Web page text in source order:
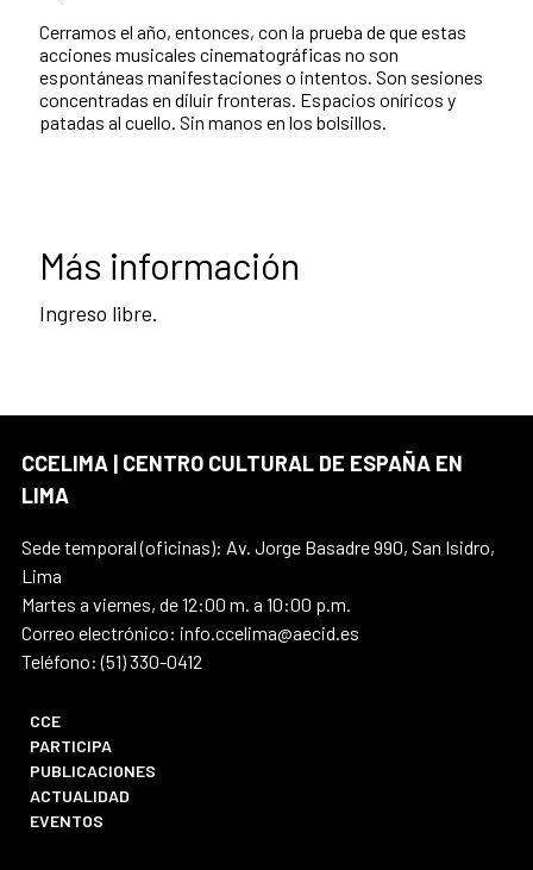
Cerramos el año, entonces, con la prueba de que estas
acciones musicales cinematográficas no son
espontáneas manifestaciones o intentos. Son sesiones
concentradas en diluir fronteras. Espacios oníricos y
patadas al cuello. Sin manos en los bolsillos.
Más información
Ingreso libre.
CCELIMA | CENTRO CULTURAL DE ESPAÑA EN
LIMA
Sede temporal (oficinas): Av. Jorge Basadre 990, San Isidro,
Lima
Martes a viernes, de 12:00 m. a 10:00 p.m.
Correo electrónico: info.ccelima@aecid.es
Teléfono: (51) 330-0412
CCE
PARTICIPA
PUBLICACIONES
ACTUALIDAD
EVENTOS